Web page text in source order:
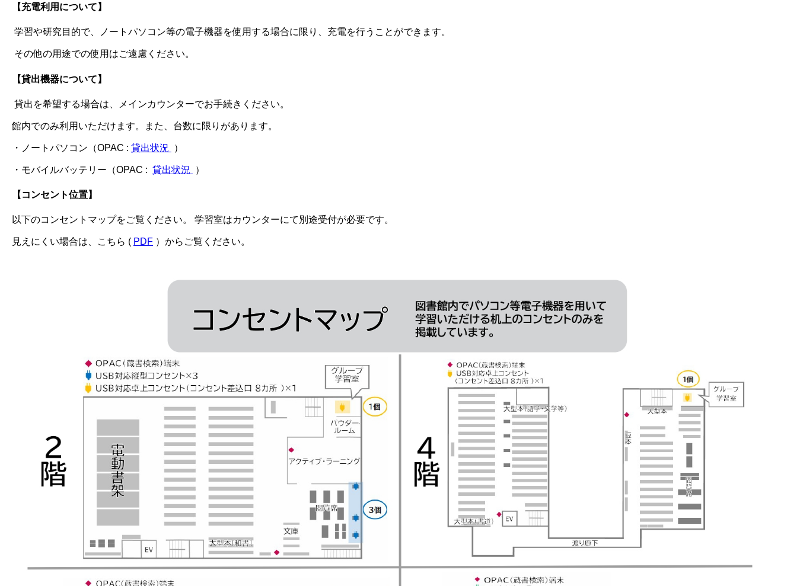
【充電利用について】
学習や研究目的で、ノートパソコン等の電子機器を使用する場合に限り、充電を行うことができます。
その他の用途での使用はご遠慮ください。
【貸出機器について】
貸出を希望する場合は、メインカウンターでお手続きください。
館内でのみ利用いただけます。また、台数に限りがあります。
・ノートパソコン（OPAC : 貸出状況 ）
・モバイルバッテリー（OPAC : 貸出状況 ）
【コンセント位置】
以下のコンセントマップをご覧ください。 学習室はカウンターにて別途受付が必要です。
見えにくい場合は、こちら ( PDF ）からご覧ください。